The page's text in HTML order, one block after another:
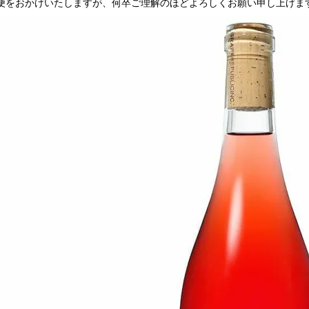
をおかけいたしますが、何卒ご理解のほどよろしくお願い申し上げま